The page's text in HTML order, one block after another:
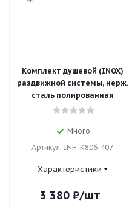
Комплект душевой (INOX)
раздвижной системы, нерж.
сталь полированная
Много
Артикул: INH-K806-407
Характеристики
3 380 ₽/шт